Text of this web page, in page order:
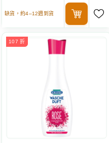
缺貨，約4–12週到貨
107 折